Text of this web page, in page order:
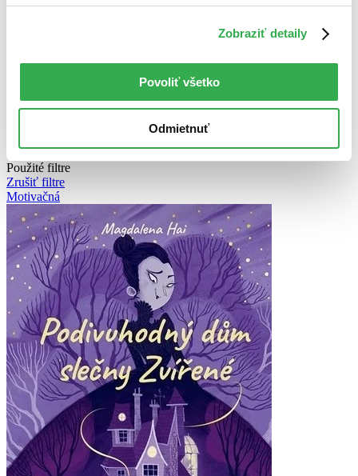
Zobraziť detaily
Povoliť všetko
Odmietnuť
Najlacnejšie
Použité filtre
Zrušiť filtre
Motivačná